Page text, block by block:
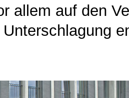
allem auf den